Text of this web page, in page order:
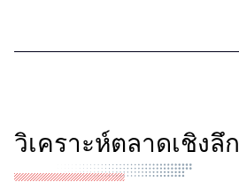
วิเคราะห์ตลาดเชิงลึก